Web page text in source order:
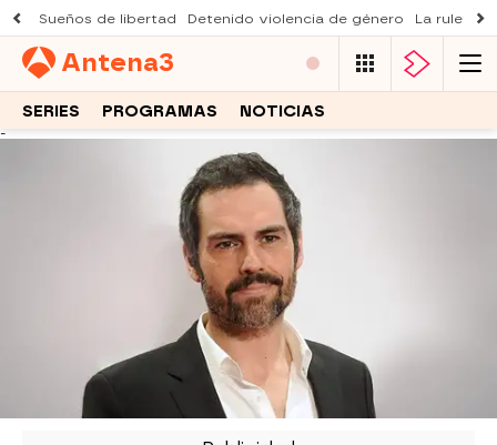
Sueños de libertad Detenido violencia de género La ruleta
Antena3
SERIES PROGRAMAS NOTICIAS
-